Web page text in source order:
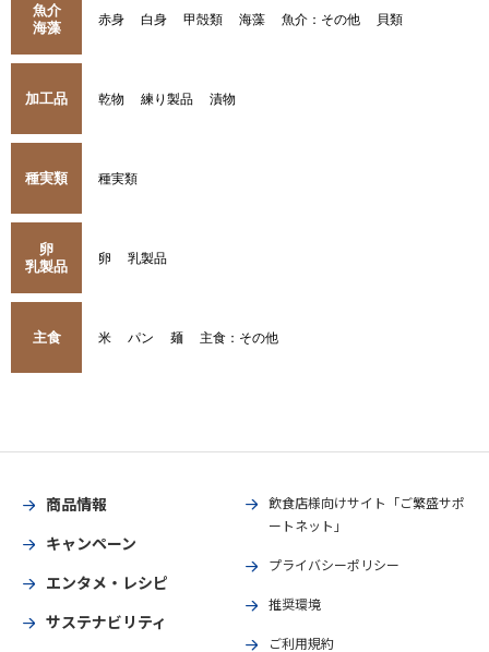
魚介
海藻
赤身 白身 甲殻類 海藻 魚介：その他 貝類
加工品 乾物 練り製品 漬物
種実類 種実類
卵
乳製品
卵 乳製品
主食 米 パン 麺 主食：その他
商品情報
キャンペーン
エンタメ・レシピ
サステナビリティ
飲食店様向けサイト「ご繁盛サポ
ートネット」
プライバシーポリシー
推奨環境
ご利用規約